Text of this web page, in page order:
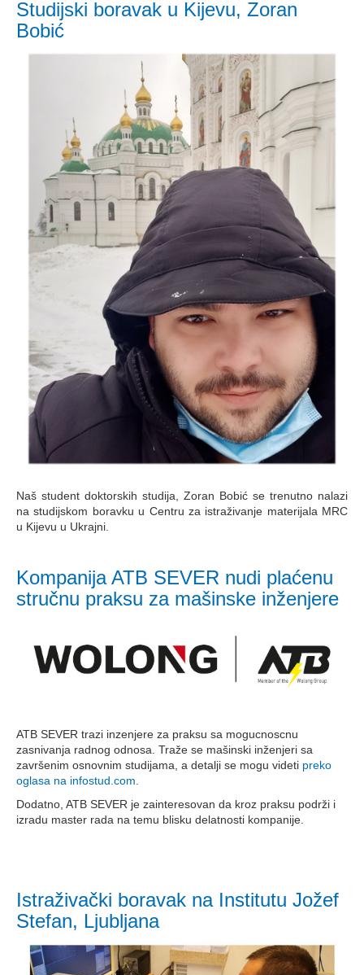
Studijski boravak u Kijevu, Zoran
Bobić
Naš student doktorskih studija, Zoran Bobić se trenutno nalazi
na studijskom boravku u Centru za istraživanje materijala MRC
u Kijevu u Ukrajni.
Kompanija ATB SEVER nudi plaćenu
stručnu praksu za mašinske inženjere
ATB SEVER trazi inzenjere za praksu sa mogucnoscnu
zasnivanja radnog odnosa. Traže se mašinski inženjeri sa
završenim osnovnim studijama, a detalji se mogu videti preko
oglasa na infostud.com
Dodatno, ATB SEVER je zainteresovan da kroz praksu podrži i
izradu master rada na temu blisku delatnosti kompanije.
Istraživački boravak na Institutu Jožef
Stefan, Ljubljana